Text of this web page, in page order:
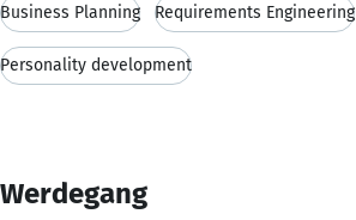
Business Planning Requirements Engineering
Personality development
Werdegang